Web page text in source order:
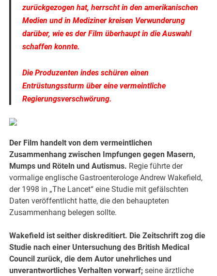
zurückgezogen hat, herrscht in den amerikanischen
Medien und in Mediziner kreisen Verwunderung
darüber, wie es der Film überhaupt in die Auswahl
schaffen konnte.
Die Produzenten indes schüren einen
Entrüstungssturm über eine vermeintliche
Regierungsverschwörung.
Der Film handelt von dem vermeintlichen
Zusammenhang zwischen Impfungen gegen Masern,
Mumps und Röteln und Autismus. Regie führte der
vormalige englische Gastroenterologe Andrew Wakefield,
der 1998 in „The Lancet“ eine Studie mit gefälschten
Daten veröffentlicht hatte, die den behaupteten
Zusammenhang belegen sollte.
Wakefield ist seither diskreditiert. Die Zeitschrift zog die
Studie nach einer Untersuchung des British Medical
Council zurück, die dem Autor unehrliches und
unverantwortliches Verhalten vorwarf; seine ärztliche